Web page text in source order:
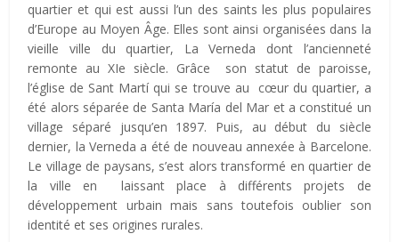
quartier et qui est aussi l’un des saints les plus populaires
d’Europe au Moyen Âge. Elles sont ainsi organisées dans la
vieille ville du quartier, La Verneda dont l’ancienneté
remonte au XIe siècle. Grâce son statut de paroisse,
l’église de Sant Martí qui se trouve au cœur du quartier, a
été alors séparée de Santa María del Mar et a constitué un
village séparé jusqu’en 1897. Puis, au début du siècle
dernier, la Verneda a été de nouveau annexée à Barcelone.
Le village de paysans, s’est alors transformé en quartier de
la ville en laissant place à différents projets de
développement urbain mais sans toutefois oublier son
identité et ses origines rurales.